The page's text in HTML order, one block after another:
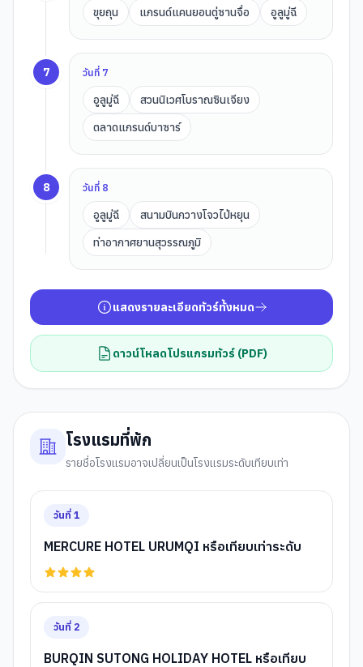
ขุยถุน แกรนด์แคนยอนตู่ซานจื่อ อูลูมู่ฉี
7 วันที่ 7
อูลูมู่ฉี
สวนนิเวศโบราณซินเจียง
ตลาดแกรนด์บาซาร์
8 วันที่ 8
อูลูมู่ฉี
สนามบินกวางโจวไป่หยุน
ท่าอากาศยานสุวรรณภูมิ
แสดงรายละเอียดทัวร์ทั้งหมด
ดาวน์โหลดโปรแกรมทัวร์ (PDF)
โรงแรมที่พัก
รายชื่อโรงแรมอาจเปลี่ยนเป็นโรงแรมระดับเทียบเท่า
วันที่ 1
MERCURE HOTEL URUMQI หรือเทียบเท่าระดับ
วันที่ 2
BURQIN SUTONG HOLIDAY HOTEL หรือเทียบ